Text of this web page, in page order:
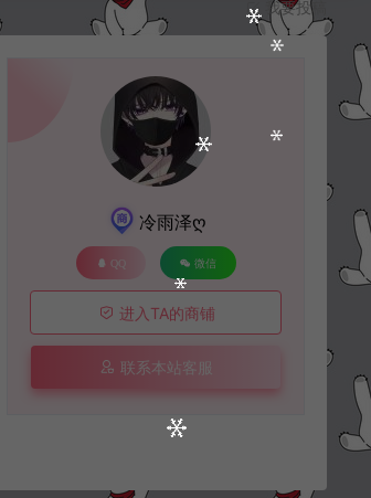
我要投稿
冷雨泽ღ
QQ 微信
进入TA的商铺
联系本站客服